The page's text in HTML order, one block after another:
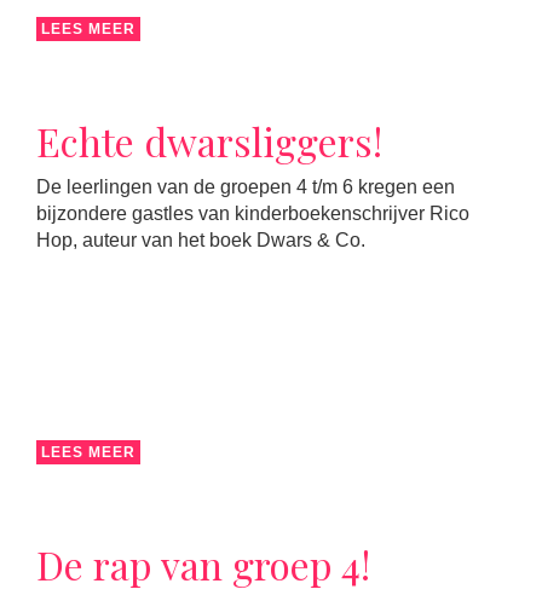
LEES MEER
Echte dwarsliggers!
De leerlingen van de groepen 4 t/m 6 kregen een
bijzondere gastles van kinderboekenschrijver Rico
Hop, auteur van het boek Dwars & Co.
LEES MEER
De rap van groep 4!